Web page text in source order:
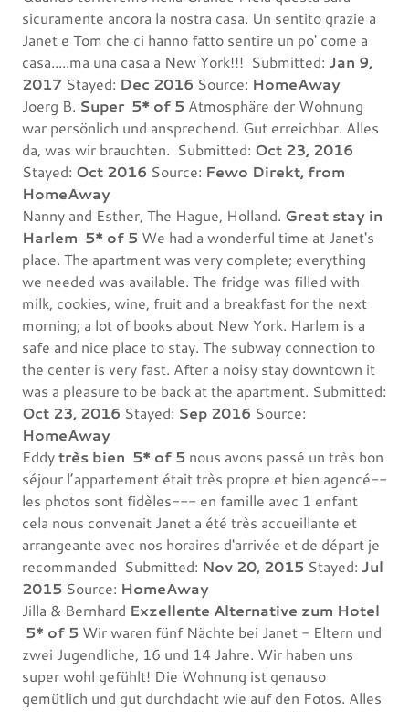
sicuramente ancora la nostra casa. Un sentito grazie a
Janet e Tom che ci hanno fatto sentire un po' come a
casa.....ma una casa a New York!!! Submitted: Jan 9,
2017 Stayed: Dec 2016 Source: HomeAway
Joerg B. Super 5* of 5 Atmosphäre der Wohnung
war persönlich und ansprechend. Gut erreichbar. Alles
da, was wir brauchten. Submitted: Oct 23, 2016
Stayed: Oct 2016 Source: Fewo Direkt, from
HomeAway
Nanny and Esther, The Hague, Holland. Great stay in
Harlem 5* of 5 We had a wonderful time at Janet's
place. The apartment was very complete; everything
we needed was available. The fridge was filled with
milk, cookies, wine, fruit and a breakfast for the next
morning; a lot of books about New York. Harlem is a
safe and nice place to stay. The subway connection to
the center is very fast. After a noisy stay downtown it
was a pleasure to be back at the apartment. Submitted:
Oct 23, 2016 Stayed: Sep 2016 Source:
HomeAway
Eddytrès bien 5* of 5 nous avons passé un très bon
séjour l’appartement était très propre et bien agencé--
les photos sont fidèles--- en famille avec 1 enfant
cela nous convenait Janet a été très accueillante et
arrangeante avec nos horaires d'arrivée et de départ je
recommanded Submitted: Nov 20, 2015 Stayed: Jul
2015 Source: HomeAway
Jilla & Bernhard Exzellente Alternative zum Hotel
5* of 5 Wir waren fünf Nächte bei Janet - Eltern und
zwei Jugendliche, 16 und 14 Jahre. Wir haben uns
super wohl gefühlt! Die Wohnung ist genauso
gemütlich und gut durchdacht wie auf den Fotos. Alles